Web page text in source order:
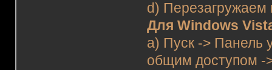
d)
Для Windows
a) Пуск -> Панель
общим доступом -